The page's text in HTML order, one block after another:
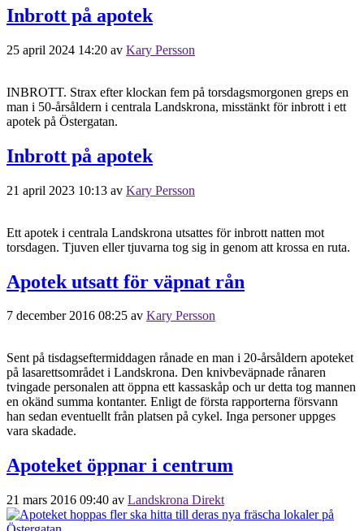
Inbrott på apotek
25 april 2024 14:20 av Kary Persson
INBROTT. Strax efter klockan fem på torsdagsmorgonen greps en
man i 50-årsåldern i centrala Landskrona, misstänkt för inbrott i ett
apotek på Östergatan.
Inbrott på apotek
21 april 2023 10:13 av Kary Persson
Ett apotek i centrala Landskrona utsattes för inbrott natten mot
torsdagen. Tjuven eller tjuvarna tog sig in genom att krossa en ruta.
Apotek utsatt för väpnat rån
7 december 2016 08:25 av Kary Persson
Sent på tisdagseftermiddagen rånade en man i 20-årsåldern apoteket
på lasarettsområdet i Landskrona. Den knivbeväpnade rånaren
tvingade personalen att öppna ett kassaskåp och ur detta tog mannen
en okänd summa kontanter. Enligt de första rapporterna försvann
han sedan eventuellt från platsen på cykel. Inga personer uppges
vara skadade.
Apoteket öppnar i centrum
21 mars 2016 09:40 av Landskrona Direkt